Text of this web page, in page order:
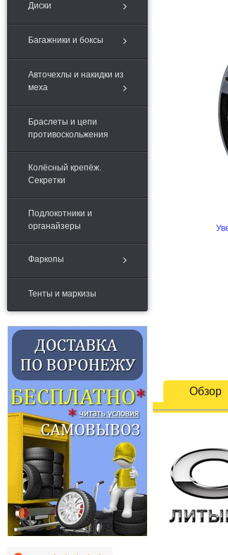
Диски
Багажники и боксы
Авточехлы и накидки из
меха
Браслеты и цепи
противоскольжения
Колёсный крепёж.
Секретки
Подлокотники и
органайзеры
Фаркопы
Тенты и маркизы
Обзор